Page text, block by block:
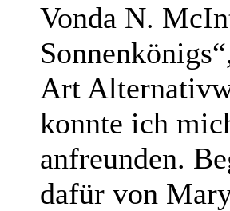
Vonda N.
Art
konnte ich
anfreunden.
dafür von